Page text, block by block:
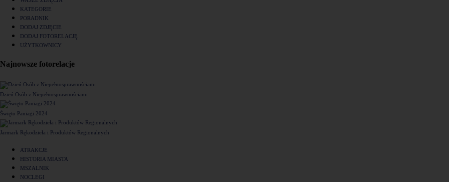
KATEGORIE
PORADNIK
DODAJ ZDJĘCIE
DODAJ FOTORELACJĘ
UŻYTKOWNICY
Najnowsze fotorelacje
Dzień Osób z Niepełnosprawnościami
Święto Paniagi 2024
Jarmark Rękodzieła i Produktów Regionalnych
ATRAKCJE
HISTORIA MIASTA
MSZALNIK
NOCLEGI